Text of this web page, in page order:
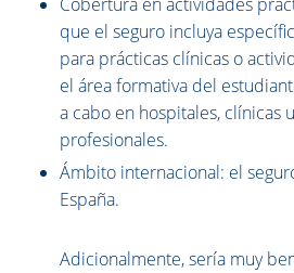
que el seguro incluya
para prácticas clínicas o
el área formativa del
a cabo en hospitales, clínicas
profesionales.
Ámbito internacional: el
España.
Adicionalmente, sería muy